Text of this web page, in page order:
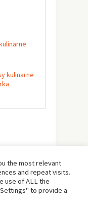
the most relevant
and repeat visits.
use of ALL the
to provide a